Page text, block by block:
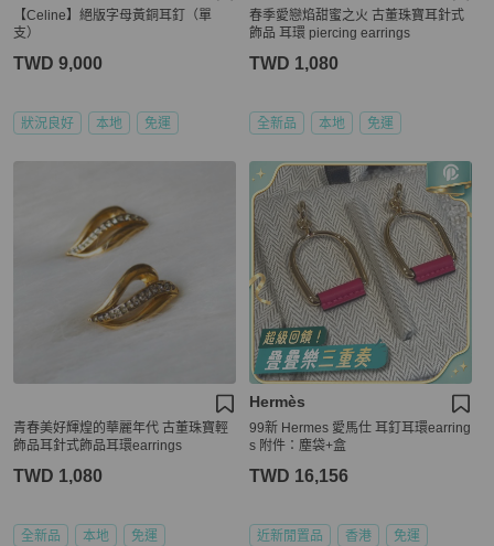
【Celine】絕版字母黃銅耳釘（單
支）
TWD 9,000
狀況良好 本地 免運
春季愛戀焰甜蜜之火 古董珠寶耳針式
飾品 耳環 piercing earrings
TWD 1,080
全新品 本地 免運
青春美好輝煌的華麗年代 古董珠寶輕
飾品耳針式飾品耳環earrings
TWD 1,080
全新品 本地 免運
Hermès
99新 Hermes 愛馬仕 耳釘耳環earring
s 附件：塵袋+盒
TWD 16,156
近新閒置品 香港 免運